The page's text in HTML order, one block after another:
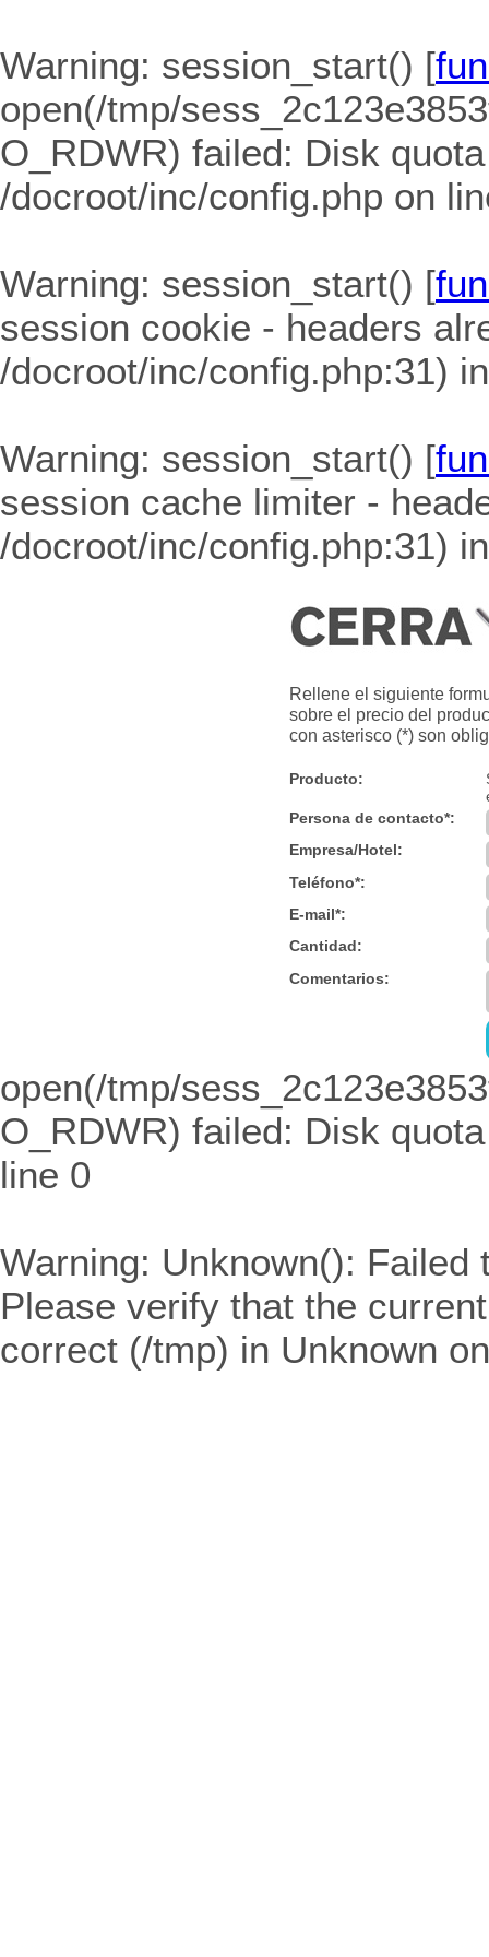
Warning: session_start() [
open(/tmp/
O_RDWR) failed: Disk
/docroot/inc/config.php on
Warning: session_start() [
session cookie - headers
/docroot/inc/config.php:31)
Warning: session_start() [
session cache limiter -
/docroot/inc/config.php:31)
Rellene el siguiente
sobre el precio del
con asterisco (*) son
Producto:
Persona de contacto*:
Empresa/Hotel:
Teléfono*:
E-mail*:
Cantidad:
Comentarios:
open(/tmp/
O_RDWR) failed: Disk
line 0
Warning: Unknown(): Failed
Please verify that the
correct (/tmp) in Unknown